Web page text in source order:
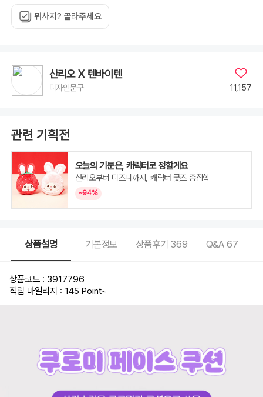
뭐사지? 골라주세요
산리오 X 텐바이텐
디자인문구 11,157
관련 기획전
오늘의 기분은, 캐릭터로 정할게요
산리오부터 디즈니까지, 캐릭터 굿즈 총집합
~94%
상품설명 기본정보 상품후기 369 Q&A 67
상품코드 : 3917796
적립 마일리지 : 145 Point~